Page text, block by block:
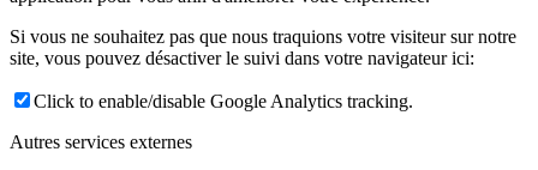
Si vous ne souhaitez pas que nous traquions votre visiteur sur notre
site, vous pouvez désactiver le suivi dans votre navigateur ici:
Click to enable/disable Google Analytics tracking.
Autres services externes